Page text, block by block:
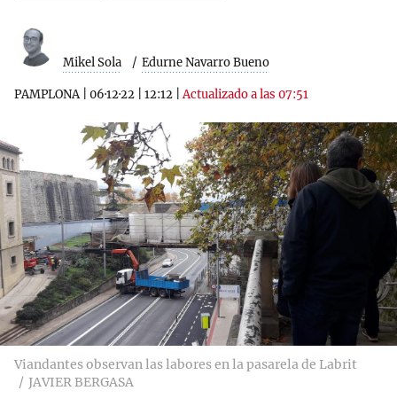
Mikel Sola Edurne Navarro Bueno
PAMPLONA| 06·12·22 12:12 |Actualizado a las 07:51
Viandantes observan las labores en la pasarela de Labrit
JAVIER BERGASA